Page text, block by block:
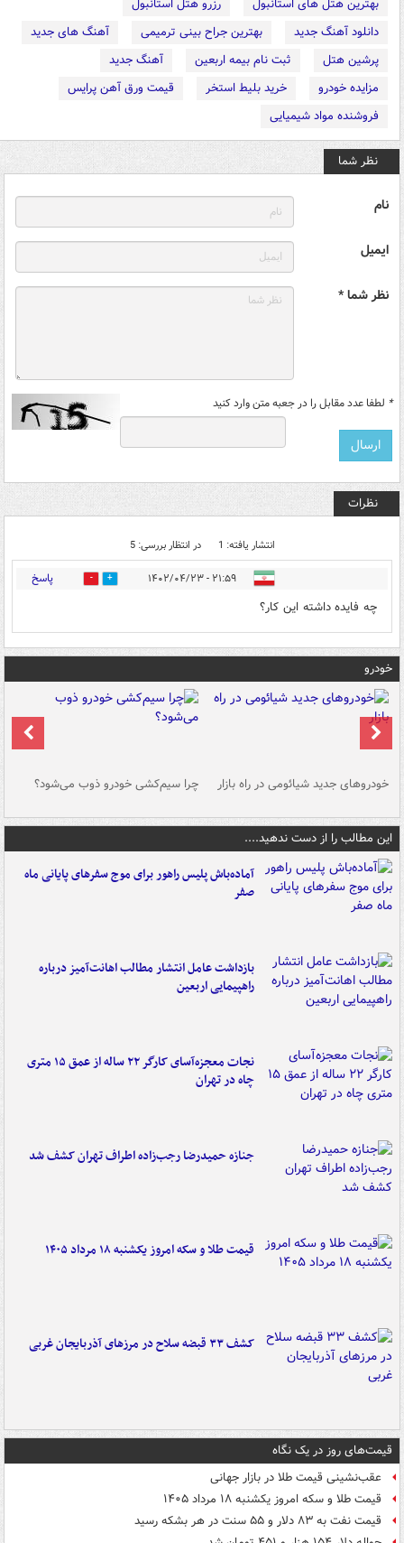
بهترین هتل های استانبول
رزرو هتل استانبول
دانلود آهنگ جدید
بهترین جراح بینی ترمیمی
آهنگ های جدید
پرشین هتل
ثبت نام بیمه اربعین
آهنگ جدید
مزایده خودرو
خرید بلیط استخر
قیمت ورق آهن پرایس
فروشنده مواد شیمیایی
نظر شما
نام
ایمیل
نظر شما *
* لطفا عدد مقابل را در جعبه متن وارد کنید
نظرات
انتشار یافته: 1 در انتظار بررسی: 5
۲۱:۵۹ - ۱۴۰۲/۰۴/۲۳ 8 پاسخ
چه فایده داشته این کار؟
خودرو
خودروهای جدید شیائومی در راه بازار چرا سیم‌کشی خودرو ذوب می‌شود؟
این مطالب را از دست ندهید....
آماده‌باش پلیس راهور برای موج سفرهای پایانی ماه
صفر
بازداشت عامل انتشار مطالب اهانت‌آمیز درباره
راهپیمایی اربعین
نجات معجزه‌آسای کارگر ۲۲ ساله از عمق ۱۵ متری
چاه در تهران
جنازه حمیدرضا رجب‌زاده اطراف تهران کشف شد
قیمت طلا و سکه امروز یکشنبه ۱۸ مرداد ۱۴۰۵
کشف ۳۳ قبضه سلاح در مرزهای آذربایجان غربی
قیمت‌های روز در یک نگاه
عقب‌نشینی قیمت طلا در بازار جهانی
قیمت طلا و سکه امروز یکشنبه ۱۸ مرداد ۱۴۰۵
قیمت نفت به ۸۳ دلار و ۵۵ سنت در هر بشکه رسید